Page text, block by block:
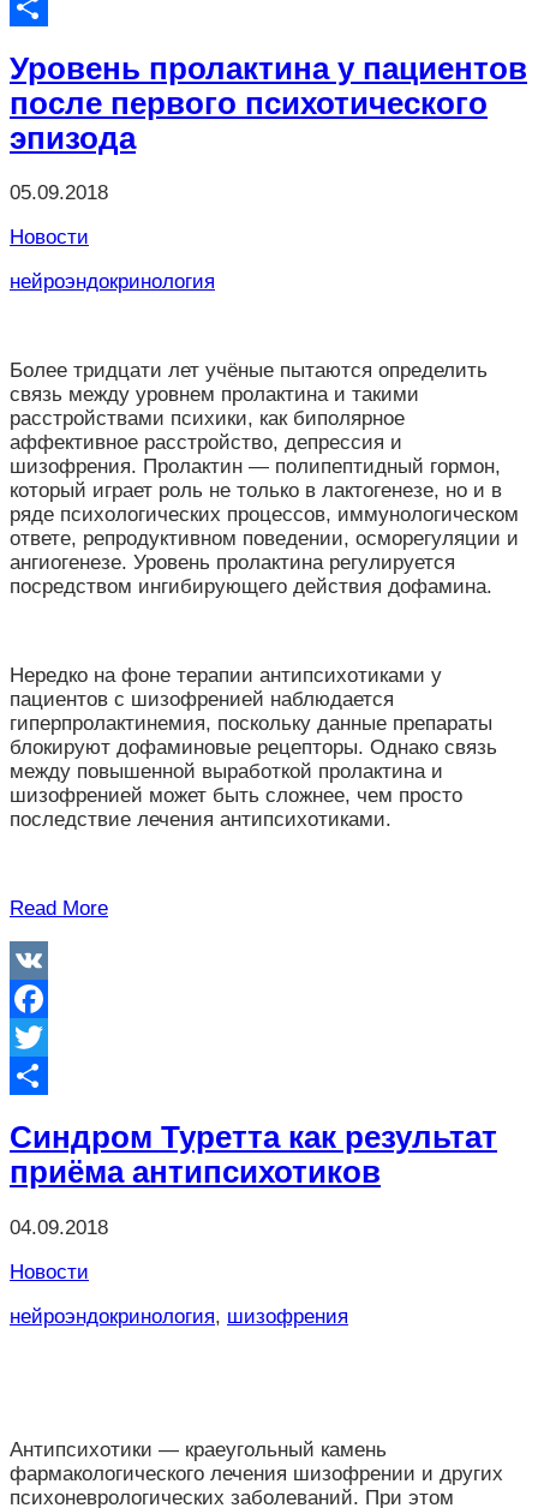
Twitter
Уровень пролактина у пациентов
после первого психотического
эпизода
05.09.2018
Новости
нейроэндокринология
Более тридцати лет учёные пытаются определить
связь между уровнем пролактина и такими
расстройствами психики, как биполярное
аффективное расстройство, депрессия и
шизофрения. Пролактин — полипептидный гормон,
который играет роль не только в лактогенезе, но и в
ряде психологических процессов, иммунологическом
ответе, репродуктивном поведении, осморегуляции и
ангиогенезе. Уровень пролактина регулируется
посредством ингибирующего действия дофамина.
Нередко на фоне терапии антипсихотиками у
пациентов с шизофренией наблюдается
гиперпролактинемия, поскольку данные препараты
блокируют дофаминовые рецепторы. Однако связь
между повышенной выработкой пролактина и
шизофренией может быть сложнее, чем просто
последствие лечения антипсихотиками.
Read More
VK
Facebook
Twitter
Синдром Туретта как результат
приёма антипсихотиков
04.09.2018
Новости
нейроэндокринология, шизофрения
Антипсихотики — краеугольный камень
фармакологического лечения шизофрении и других
психоневрологических заболеваний. При этом